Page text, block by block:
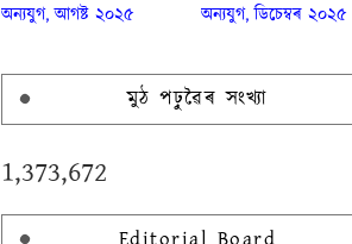
অন্যযুগ, আগষ্ট ২০২৫ অন্যযুগ, ডিচেম্বৰ ২০২৫
মুঠ পঢ়ুৱৈৰ সংখ্যা
1,373,672